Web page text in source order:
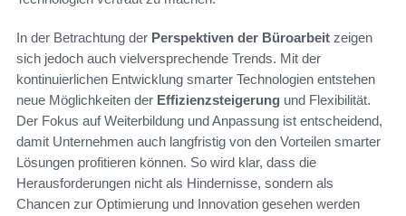
In der Betrachtung der Perspektiven der Büroarbeit zeigen
sich jedoch auch vielversprechende Trends. Mit der
kontinuierlichen Entwicklung smarter Technologien entstehen
neue Möglichkeiten der Effizienzsteigerung und Flexibilität.
Der Fokus auf Weiterbildung und Anpassung ist entscheidend,
damit Unternehmen auch langfristig von den Vorteilen smarter
Lösungen profitieren können. So wird klar, dass die
Herausforderungen nicht als Hindernisse, sondern als
Chancen zur Optimierung und Innovation gesehen werden